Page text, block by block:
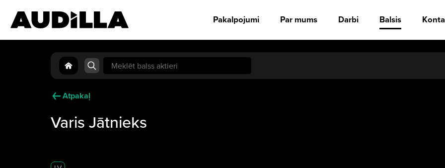
Pakalpojumi Par mums Darbi Balsis
Search
for:
Atpakaļ
Varis Jātnieks